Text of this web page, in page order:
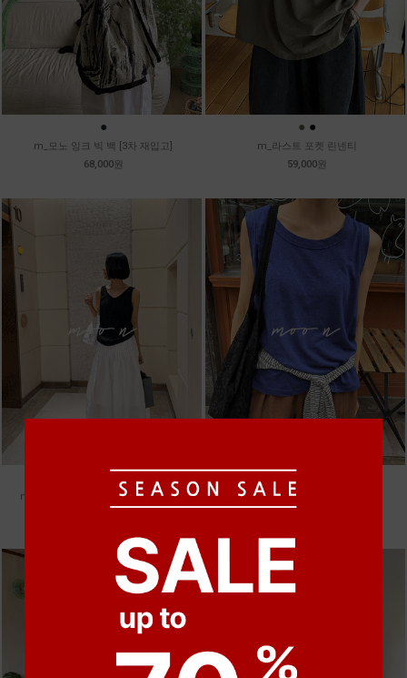
●
m_모노 잉크 빅 백 [3차 재입고]
68,000원
● ●
m_라스트 포켓 린넨티
59,000원
m_밴프 핀턱 린넨스커트 [3차 재입고]
m_마무 린넨 나시 [4차 재입고]